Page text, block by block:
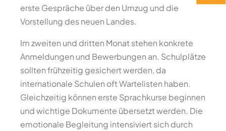
erste Gespräche über den Umzug und die
Vorstellung des neuen Landes.
Im zweiten und dritten Monat stehen konkrete
Anmeldungen und Bewerbungen an. Schulplätze
sollten frühzeitig gesichert werden, da
internationale Schulen oft Wartelisten haben.
Gleichzeitig können erste Sprachkurse beginnen
und wichtige Dokumente übersetzt werden. Die
emotionale Begleitung intensiviert sich durch